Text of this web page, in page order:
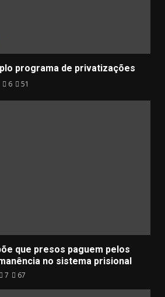
programa de privatizações
6 51
que presos paguem pelos
no sistema prisional
7 67